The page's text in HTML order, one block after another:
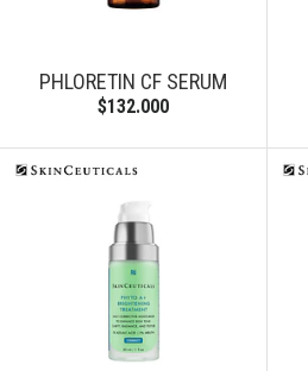
PHLORETIN CF SERUM
$132.000